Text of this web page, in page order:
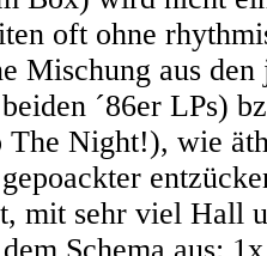
oft ohne
Mischung aus
´86er LPs)
Night!), wie
mit sehr viel Hall
Schema aus: